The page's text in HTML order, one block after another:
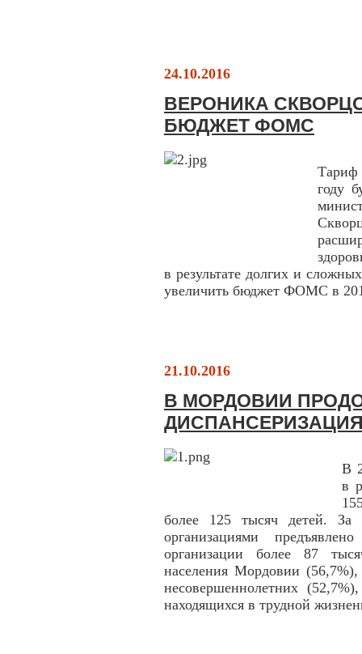
24.10.2016
ВЕРОНИКА
БЮДЖЕТ ФОМС
году
в результате долгих и
увеличить бюджет ФОМС в
21.10.2016
В МОРДОВИИ
В
в
более 125 тысяч детей. За
организациями
организации более 87
населения Мордовии
несовершеннолетних
находящихся в трудной